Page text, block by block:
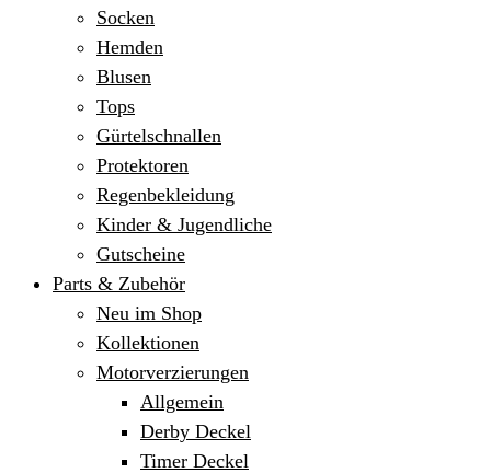
Socken
Hemden
Blusen
Tops
Gürtelschnallen
Protektoren
Regenbekleidung
Kinder & Jugendliche
Gutscheine
Parts & Zubehör
Neu im Shop
Kollektionen
Motorverzierungen
Allgemein
Derby Deckel
Timer Deckel